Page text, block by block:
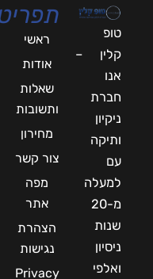
טופ
קלין –
אנו
חברת
ניקיון
ותיקה
עם
למעלה
מ-20
שנות
ניסיון
ואלפי
ראשי
אודות
שאלות
ותשובות
מחירון
צור קשר
מפה
אתר
הצהרת
נגישות
Privacy